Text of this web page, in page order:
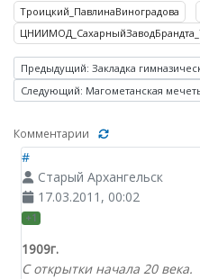
Троицкий_ПавлинаВиноградова
Предыдущий: Закладка
Следующий: Магометанская
Комментарии
#
Старый Архангельск
17.03.2011, 00:02
+1
1909г.
С открытки начала 20 века.